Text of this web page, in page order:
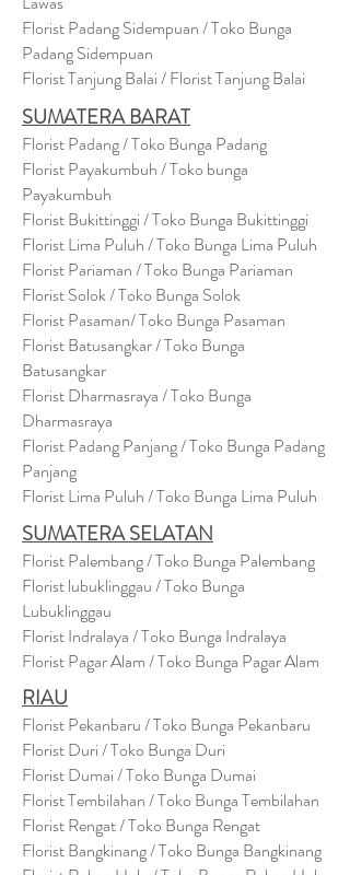
Florist Padang Sidempuan / Toko Bunga
Padang Sidempuan
Florist Tanjung Balai / Florist Tanjung Balai
SUMATERA BARAT
Florist Padang / Toko Bunga Padang
Florist Payakumbuh / Toko bunga
Payakumbuh
Florist Bukittinggi / Toko Bunga Bukittinggi
Florist Lima Puluh / Toko Bunga Lima Puluh
Florist Pariaman / Toko Bunga Pariaman
Florist Solok / Toko Bunga Solok
Florist Pasaman/ Toko Bunga Pasaman
Florist Batusangkar / Toko Bunga
Batusangkar
Florist Dharmasraya / Toko Bunga
Dharmasraya
Florist Padang Panjang / Toko Bunga Padang
Panjang
Florist Lima Puluh / Toko Bunga Lima Puluh
SUMATERA SELATAN
Florist Palembang / Toko Bunga Palembang
Florist lubuklinggau / Toko Bunga
Lubuklinggau
Florist Indralaya / Toko Bunga Indralaya
Florist Pagar Alam / Toko Bunga Pagar Alam
RIAU
Florist Pekanbaru / Toko Bunga Pekanbaru
Florist Duri / Toko Bunga Duri
Florist Dumai / Toko Bunga Dumai
Florist Tembilahan / Toko Bunga Tembilahan
Florist Rengat / Toko Bunga Rengat
Florist Bangkinang / Toko Bunga Bangkinang